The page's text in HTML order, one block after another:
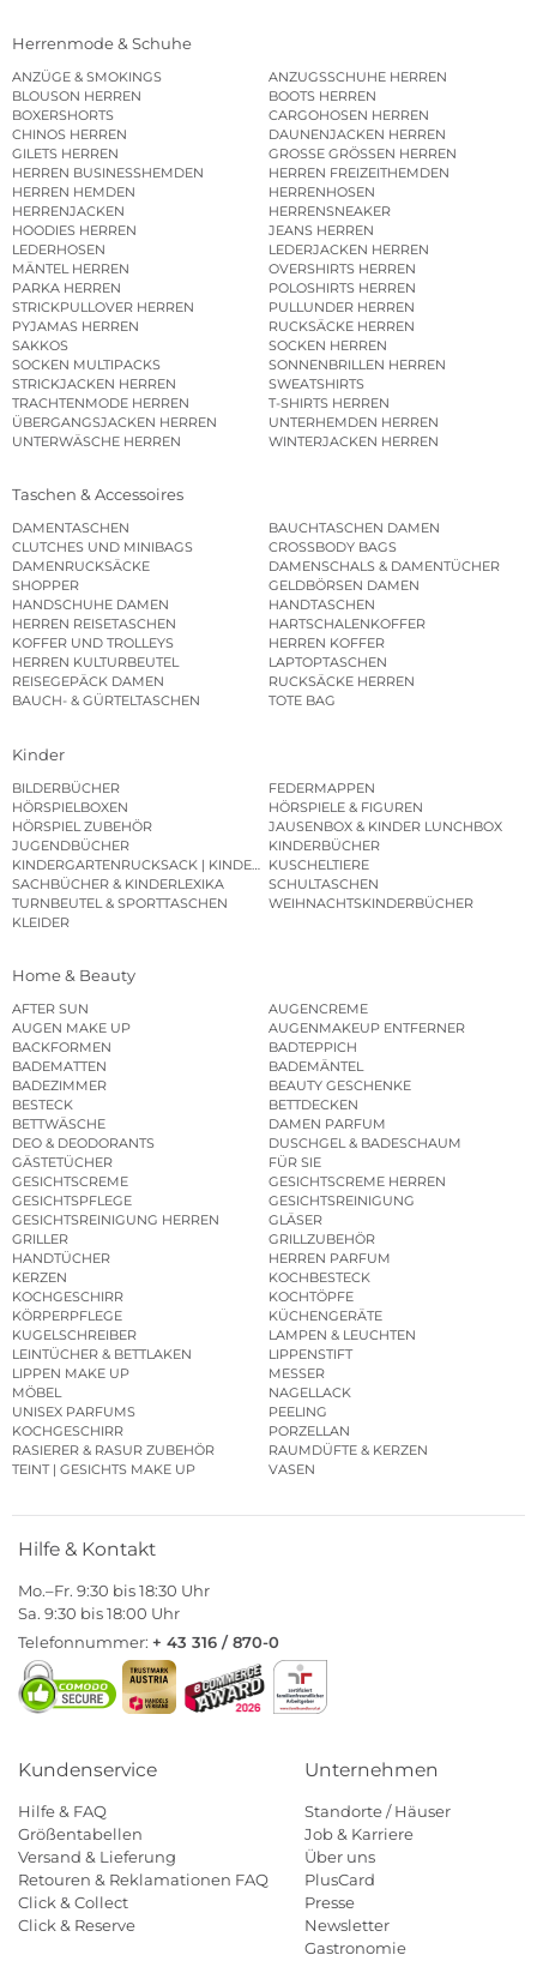
Herrenmode & Schuhe
ANZÜGE & SMOKINGS
ANZUGSSCHUHE HERREN
BLOUSON HERREN
BOOTS HERREN
BOXERSHORTS
CARGOHOSEN HERREN
CHINOS HERREN
DAUNENJACKEN HERREN
GILETS HERREN
GROSSE GRÖSSEN HERREN
HERREN BUSINESSHEMDEN
HERREN FREIZEITHEMDEN
HERREN HEMDEN
HERRENHOSEN
HERRENJACKEN
HERRENSNEAKER
HOODIES HERREN
JEANS HERREN
LEDERHOSEN
LEDERJACKEN HERREN
MÄNTEL HERREN
OVERSHIRTS HERREN
PARKA HERREN
POLOSHIRTS HERREN
STRICKPULLOVER HERREN
PULLUNDER HERREN
PYJAMAS HERREN
RUCKSÄCKE HERREN
SAKKOS
SOCKEN HERREN
SOCKEN MULTIPACKS
SONNENBRILLEN HERREN
STRICKJACKEN HERREN
SWEATSHIRTS
TRACHTENMODE HERREN
T-SHIRTS HERREN
ÜBERGANGSJACKEN HERREN
UNTERHEMDEN HERREN
UNTERWÄSCHE HERREN
WINTERJACKEN HERREN
Taschen & Accessoires
DAMENTASCHEN
BAUCHTASCHEN DAMEN
CLUTCHES UND MINIBAGS
CROSSBODY BAGS
DAMENRUCKSÄCKE
DAMENSCHALS & DAMENTÜCHER
SHOPPER
GELDBÖRSEN DAMEN
HANDSCHUHE DAMEN
HANDTASCHEN
HERREN REISETASCHEN
HARTSCHALENKOFFER
KOFFER UND TROLLEYS
HERREN KOFFER
HERREN KULTURBEUTEL
LAPTOPTASCHEN
REISEGEPÄCK DAMEN
RUCKSÄCKE HERREN
BAUCH- & GÜRTELTASCHEN
TOTE BAG
Kinder
BILDERBÜCHER
FEDERMAPPEN
HÖRSPIELBOXEN
HÖRSPIELE & FIGUREN
HÖRSPIEL ZUBEHÖR
JAUSENBOX & KINDER LUNCHBOX
JUGENDBÜCHER
KINDERBÜCHER
KINDERGARTENRUCKSACK | KINDERGARTENBEUTEL
KUSCHELTIERE
SACHBÜCHER & KINDERLEXIKA
SCHULTASCHEN
TURNBEUTEL & SPORTTASCHEN
WEIHNACHTSKINDERBÜCHER
KLEIDER
Home & Beauty
AFTER SUN
AUGENCREME
AUGEN MAKE UP
AUGENMAKEUP ENTFERNER
BACKFORMEN
BADTEPPICH
BADEMATTEN
BADEMÄNTEL
BADEZIMMER
BEAUTY GESCHENKE
BESTECK
BETTDECKEN
BETTWÄSCHE
DAMEN PARFUM
DEO & DEODORANTS
DUSCHGEL & BADESCHAUM
GÄSTETÜCHER
FÜR SIE
GESICHTSCREME
GESICHTSCREME HERREN
GESICHTSPFLEGE
GESICHTSREINIGUNG
GESICHTSREINIGUNG HERREN
GLÄSER
GRILLER
GRILLZUBEHÖR
HANDTÜCHER
HERREN PARFUM
KERZEN
KOCHBESTECK
KOCHGESCHIRR
KOCHTÖPFE
KÖRPERPFLEGE
KÜCHENGERÄTE
KUGELSCHREIBER
LAMPEN & LEUCHTEN
LEINTÜCHER & BETTLAKEN
LIPPENSTIFT
LIPPEN MAKE UP
MESSER
MÖBEL
NAGELLACK
UNISEX PARFUMS
PEELING
KOCHGESCHIRR
PORZELLAN
RASIERER & RASUR ZUBEHÖR
RAUMDÜFTE & KERZEN
TEINT | GESICHTS MAKE UP
VASEN
Hilfe & Kontakt
Mo.–Fr. 9:30 bis 18:30 Uhr
Sa. 9:30 bis 18:00 Uhr
Telefonnummer: + 43 316 / 870-0
Kundenservice
Hilfe & FAQ
Größentabellen
Versand & Lieferung
Retouren & Reklamationen FAQ
Click & Collect
Click & Reserve
Unternehmen
Standorte / Häuser
Job & Karriere
Über uns
PlusCard
Presse
Newsletter
Gastronomie